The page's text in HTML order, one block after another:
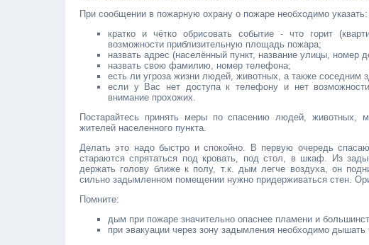
При сообщении в пожарную охрану о пожаре необходимо указать:
кратко и чётко обрисовать событие - что горит
возможности приблизительную площадь пожара;
назвать адрес (населённый пункт, название улицы, номер
назвать свою фамилию, номер телефона;
есть ли угроза жизни людей, животных, а также соседним
если у Вас нет доступа к телефону и нет
внимание прохожих.
Постарайтесь принять меры по спасению людей, животных,
жителей населенного пункта.
Делать это надо быстро и спокойно. В первую очередь
стараются спрятаться под кровать, под стол, в шкаф. Из
держать голову ближе к полу, т.к. дым легче воздуха, он
сильно задымленном помещении нужно придерживаться стен.
Помните:
дым при пожаре значительно опаснее пламени и
при эвакуации через зону задымления необходимо